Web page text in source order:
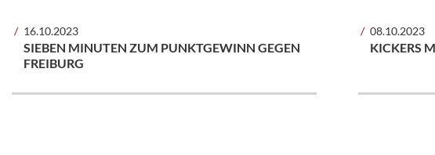
16.10.2023
SIEBEN MINUTEN ZUM PUNKTGEWINN GEGEN
FREIBURG
08.10.2023
KICKERS